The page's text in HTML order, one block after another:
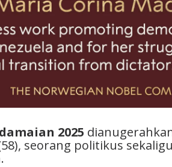
2025
seorang politikus
.